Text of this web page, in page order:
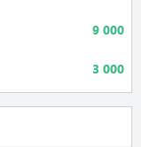
9 000
3 000